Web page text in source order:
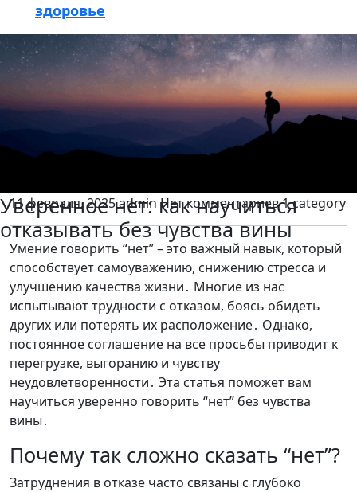
здоровье
Кнопка
Закрыть
Уверенное нет: как научиться
отказывать без чувства вины
11 февраля, 2025admin Нет комментариев1 category
Умение говорить “нет” – это важный навык, который
способствует самоуважению, снижению стресса и
улучшению качества жизни․ Многие из нас
испытывают трудности с отказом, боясь обидеть
других или потерять их расположение․ Однако,
постоянное соглашение на все просьбы приводит к
перегрузке, выгоранию и чувству
неудовлетворенности․ Эта статья поможет вам
научиться уверенно говорить “нет” без чувства
вины․
Почему так сложно сказать “нет”?
Затруднения в отказе часто связаны с глубоко